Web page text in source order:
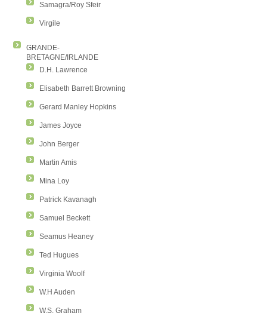
Samagra/Roy Sfeir
Virgile
GRANDE-
BRETAGNE/IRLANDE
D.H. Lawrence
Elisabeth Barrett Browning
Gerard Manley Hopkins
James Joyce
John Berger
Martin Amis
Mina Loy
Patrick Kavanagh
Samuel Beckett
Seamus Heaney
Ted Hugues
Virginia Woolf
W.H Auden
W.S. Graham